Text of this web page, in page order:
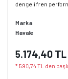
dengeli fren
Marka
Havale
5.174,40 TL
* 590,74 TL den